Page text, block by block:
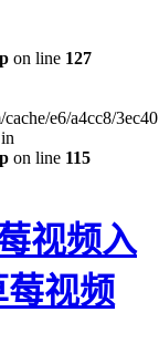
on line 127
e6/a4cc8/
on line 115
视频入
莓视频